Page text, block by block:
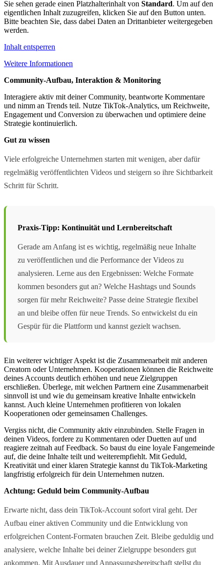
Sie sehen gerade einen Platzhalterinhalt von Standard. Um auf den
eigentlichen Inhalt zuzugreifen, klicken Sie auf den Button unten.
Bitte beachten Sie, dass dabei Daten an Drittanbieter weitergegeben
werden.
Inhalt entsperren
Weitere Informationen
Community-Aufbau, Interaktion & Monitoring
Interagiere aktiv mit deiner Community, beantworte Kommentare
und nimm an Trends teil. Nutze TikTok-Analytics, um Reichweite,
Engagement und Conversion zu überwachen und optimiere deine
Strategie kontinuierlich.
Gut zu wissen
Viele erfolgreiche Unternehmen starten mit wenigen, aber dafür
regelmäßig veröffentlichten Videos und steigern so ihre Sichtbarkeit
Schritt für Schritt.
Praxis-Tipp: Kontinuität und Lernbereitschaft
Gerade am Anfang ist es wichtig, regelmäßig neue Inhalte
zu veröffentlichen und die Performance der Videos zu
analysieren. Lerne aus den Ergebnissen: Welche Formate
kommen besonders gut an? Welche Hashtags und Sounds
sorgen für mehr Reichweite? Passe deine Strategie flexibel
an und bleibe offen für neue Trends. So entwickelst du ein
Gespür für die Plattform und kannst gezielt wachsen.
Ein weiterer wichtiger Aspekt ist die Zusammenarbeit mit anderen
Creatorn oder Unternehmen. Kooperationen können die Reichweite
deines Accounts deutlich erhöhen und neue Zielgruppen
erschließen. Überlege, mit welchen Partnern eine Zusammenarbeit
sinnvoll ist und wie du gemeinsam kreative Inhalte entwickeln
kannst. Auch kleine Unternehmen profitieren von lokalen
Kooperationen oder gemeinsamen Challenges.
Vergiss nicht, die Community aktiv einzubinden. Stelle Fragen in
deinen Videos, fordere zu Kommentaren oder Duetten auf und
reagiere zeitnah auf Feedback. So baust du eine loyale Fangemeinde
auf, die deine Inhalte teilt und weiterempfiehlt. Mit Geduld,
Kreativität und einer klaren Strategie kannst du TikTok-Marketing
langfristig erfolgreich für dein Unternehmen nutzen.
Achtung: Geduld beim Community-Aufbau
Erwarte nicht, dass dein TikTok-Account sofort viral geht. Der
Aufbau einer aktiven Community und die Entwicklung von
erfolgreichen Content-Formaten brauchen Zeit. Bleibe geduldig und
analysiere, welche Inhalte bei deiner Zielgruppe besonders gut
ankommen. Mit Ausdauer und Anpassungsbereitschaft stellst du